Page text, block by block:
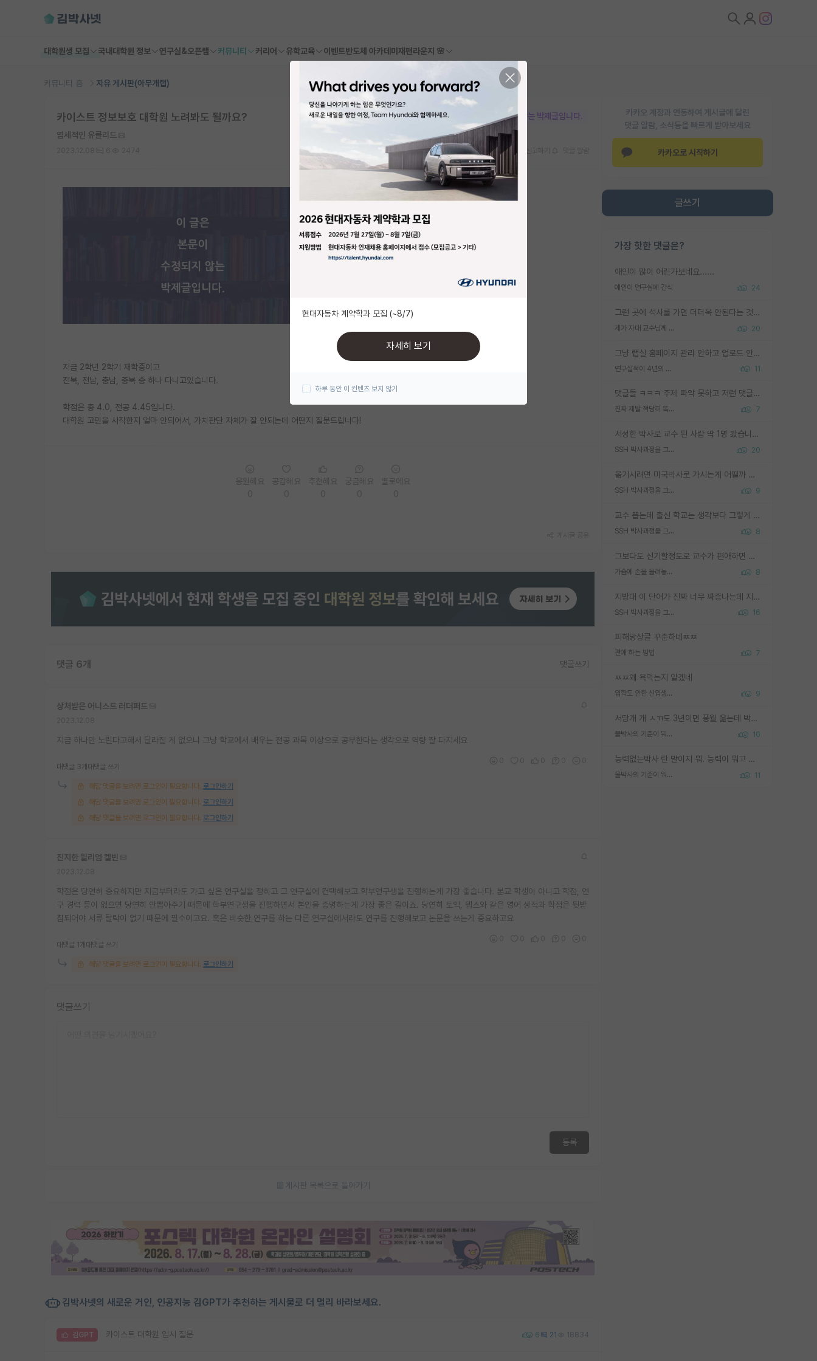
대학원생 모집 국내대학원 정보 연구실&오픈랩 커뮤니티 커리어 유학교육 이벤트반도체 아카데미 재팬라운지 🌸
커뮤니티 홈 자유 게시판(아무개랩)
카카오 계정과 연동하여 게시글에 달린
댓글 알람, 소식등을 빠르게 받아보세요
카카오로 시작하기
글쓰기
가장 핫한 댓글은?
애인이 많이 어린가보네요......
애인이 연구실에 간식 24
그런 곳에 석사를 가면 더더욱 안된다는 것을 깨달으시면 된겁니다!
제가 자대 교수님께 무례하게 행동한 걸까요? 20
그냥 랩실 홈페이지 관리 안하고 업로드 안한거 아님?
연구실적이 4년의 공백이 있는거 어떻게 생각하냐 11
댓글들 ㅋㅋㅋ 주제 파악 못하고 저런 댓글들을 쓰네. 조직에 인간이 얼마나 중요한데 걱정될 수도 있지 ㅋㅋ 본인들은 퍽이나 잘하나봐 ? 현실은 남들한테 욕 안 먹는 1인분만 하는 것도 힘들텐데 ?
진짜 제발 적당히 똑똑한 박사과정이라도 위에 있었으면.. 7
서성한 박사로 교수 된 사람 딱 1명 봤습니다. 근데 지방대 박사로 교수된 거는 기적이 일어나야되요. 서성한 학부부터여도 빡센게 교수임용일텐데 지방대박사로 무슨 교수가 되나요...... 중소기업/중견기업 팀장급/연구소장급이나 될거 같네요.
SSH 박사과정을 그만두고 지방대 박사로 옮기면 교수의 꿈은 끝일까요? 20
옮기시려면 미국박사로 가시는게 어떨까 싶네요. 교수가 꿈이면 미국박사 하고 미국교수 까지 같이 노리시는게 기회가 많지 않을까요?
SSH 박사과정을 그만두고 지방대 박사로 옮기면 교수의 꿈은 끝일까요? 9
교수 뽑는데 출신 학교는 생각보다 그렇게 안 봄. 앞으로는 더 안 보게 될거임. 박사는 어디서 진행해도 됨. 단, 제대로 쌓고 좋은 실적 만들 수 있다면. 그런데 지방대는 그럴 가능성이 지극히 낮음. 나만 열심히 잘 하면 된다? 인간은 주변 환경에 지배되는 나약한 존재임. 주변의 지방대 대학원생과 섞이고 지방 특유의 여유로움 또는 나쁘게 얘기해서 나태함에 젖어 살다보면 교수의 꿈 자체를 잊어버리게 될 가능성도 있음. 주변 환경이 70~80%임.
SSH 박사과정을 그만두고 지방대 박사로 옮기면 교수의 꿈은 끝일까요? 8
그보다도 신기할정도로 교수가 편애하면 그사람만 논문이 되더라구요 내용이 다른 사람보다 허접해도요
가슴에 손을 올려놓고 싫어하는 사람 불공정하게 리뷰 8
지방대 이 단어가 진짜 너무 짜증나는데 지방대면 다 그냥 쓰레기인가요? 무슨 말 같지도 않은 댓글들이 있는건지??? 지방에도 충분히 좋은 대학 많고 충분히 잘하는 교수님들 많습니다 포항공대 4개 IST 대표 지거국들 여기 모두 다 지방에 있고 여기 출신들 중에 교수하는 분들 적지 않습니다 지거국 출신이 무슨 교수를 하냐?라고 생각할 사람들 많은데 상위 대표 지거국에 아웃라이어들 많습니다 결국 개인의 연구역량과 실적이 중요합니다 이 역량을 펼치는데 있어서 지도교수와의 합도 중요합니다. 그리고 경력이 필요하면 해외포닥까지 다녀오세요
SSH 박사과정을 그만두고 지방대 박사로 옮기면 교수의 꿈은 끝일까요? 16
피해망상글 꾸준하네ㅉㅉ
편애 하는 방법 7
ㅉㅉ왜 욕먹는지 알겠네
입학도 안한 신입생이 원래 관심을 받나요 9
서당개 개 ㅅㄲ도 3년이면 풍월 읊는데 박사 5년 이상 대리고 있으면서 물된건 교수 탓 맞는ㄱ게 거기가 서당이 아니란 소리임
물박사의 기준이 뭐임? 10
능력없는박사 란 말이지 뭐. 능력이 뭐고 능력이 있다는게 뭔지는 사람마다 기준이 다르니까 얘기해봐야 서로 자기 기준만 얘기해서 논쟁이 끝이 안나고. 주위에서 능력있고 야심있는 신입생이 교수가 유의미한 피드백을 아예 안주면서 제대로된 과제에 참여해볼 기회도 제공하지 않고 잡일 뺑뺑이만 돌려서 맨날 단순작업만 하면서 밤새다가 눈빛이 점점 죽어가는걸 본 사람은 물박사는 교수탓이라고 하고, 교수는 이것저것 알려도 주고 기회도 주고 사수 동기 붙여주면서 어떻게든 끌고가려고 하는데 본인이 매일 뺀질거리면서 출근 하는둥마는둥 하다가 기껏 와서도 폰이나 쳐다보다가 실험 망치고 저녁약속있어서 먼저 가볼게요~ 하는걸 본 사람은 물박사는 본인탓이라고 함.
물박사의 기준이 뭐임? 11
본문이 수정되지 않는 박제글입니다.
카이스트 정보보호 대학원 노려봐도 될까요?
염세적인 유클리드
스크랩
지금 2학년 2학기 재학중이고
전북, 전남, 충남, 충북 중 하나 다니고있습니다.
학점은 총 4.0, 전공 4.45입니다.
대학원 고민을 시작한지 얼마 안되어서, 가치판단 자체가 잘 안되는데 어떤지 질문드립니다!
댓글 6개 댓글쓰기
상처받은 어니스트 러더퍼드
지금 하나만 노린다고해서 달라질 게 없으니 그냥 학교에서 배우는 전공 과목 이상으로 공부한다는 생각으로 역량 잘 다지세요
대댓글 3개 대댓글 쓰기
해당 댓글을 보려면 로그인이 필요합니다. 로그인하기
해당 댓글을 보려면 로그인이 필요합니다. 로그인하기
해당 댓글을 보려면 로그인이 필요합니다. 로그인하기
진지한 윌리엄 켈빈
학점은 당연히 중요하지만 지금부터라도 가고 싶은 연구실을 정하고 그 연구실에 컨택해보고 학부연구생을 진행하는게 가장 좋습니다. 본교 학생이 아니고 학점, 연
구 경력 등이 없으면 당연히 안뽑아주기 때문에 학부연구생을 진행하면서 본인을 증명하는게 가장 좋은 길이죠. 당연히 토익, 텝스와 같은 영어 성적과 학점은 뒷받
침되어야 서류 탈락이 없기 때문에 필수이고요. 혹은 비슷한 연구를 하는 다른 연구실에서라도 연구를 진행해보고 논문을 쓰는게 중요하고요
대댓글 1개 대댓글 쓰기
해당 댓글을 보려면 로그인이 필요합니다. 로그인하기
댓글쓰기
등록
게시판 목록으로 돌아가기
김박사넷의 새로운 거인, 인공지능 김GPT가 추천하는 게시물로 더 멀리 바라보세요.
김GPT 카이스트 대학원 입시 질문 6 21 18834
현대자동차 계약학과 모집 (~8/7)
자세히 보기
하루 동안 이 컨텐츠 보지 않기